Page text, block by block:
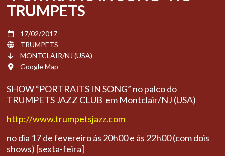
TRUMPETS
17/02/2017
TRUMPETS
MONTCLAIR/NJ (USA)
Google Map
SHOW “PORTRAITS IN SONG” no palco do
TRUMPETS JAZZ CLUB em Montclair/NJ (USA)
http://www.trumpetsjazz.com
no dia 17 de fevereiro ás 20h00 e ás 22h00 (com dois
shows) [sexta-feira]